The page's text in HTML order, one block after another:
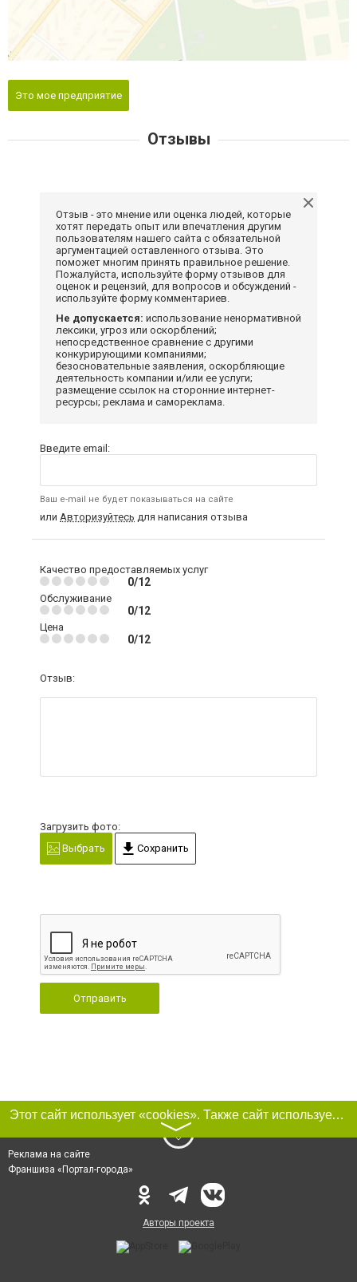
Это мое предприятие
Отзывы
Отзыв - это мнение или оценка людей, которые
хотят передать опыт или впечатления другим
пользователям нашего сайта с обязательной
аргументацией оставленного отзыва. Это
поможет многим принять правильное решение.
Пожалуйста, используйте форму отзывов для
оценок и рецензий, для вопросов и обсуждений -
используйте форму комментариев.
Не допускается: использование ненормативной
лексики, угроз или оскорблений;
непосредственное сравнение с другими
конкурирующими компаниями;
безосновательные заявления, оскорбляющие
деятельность компании и/или ее услуги;
размещение ссылок на сторонние интернет-
ресурсы; реклама и самореклама.
Введите email:
Ваш e-mail не будет показываться на сайте
или Авторизуйтесь для написания отзыва
Качество предоставляемых услуг
0/12
Обслуживание
0/12
Цена
0/12
Отзыв:
Загрузить фото:
Выбрать
Сохранить
Отправить
Этот сайт использует «cookies». Также сайт использует интернет-сервис для сбора технических данных касательно посетителей с целью получения маркетинговой и статистической информации. Условия обработки данных посетителей сайта см.
〉
Реклама на сайте
Франшиза «Портал-города»
Авторы проекта